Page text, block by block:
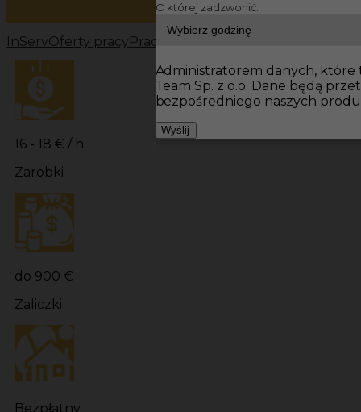
InServOferty pracy Prace wykończeniowe Niemcy
16 - 18 € / h
Zarobki
do 900 €
Zaliczki
Bezpłatny
O której zadzwonić:
Administratorem danych, które
Team Sp. z o.o. Dane będą
bezpośredniego naszych
Wyślij